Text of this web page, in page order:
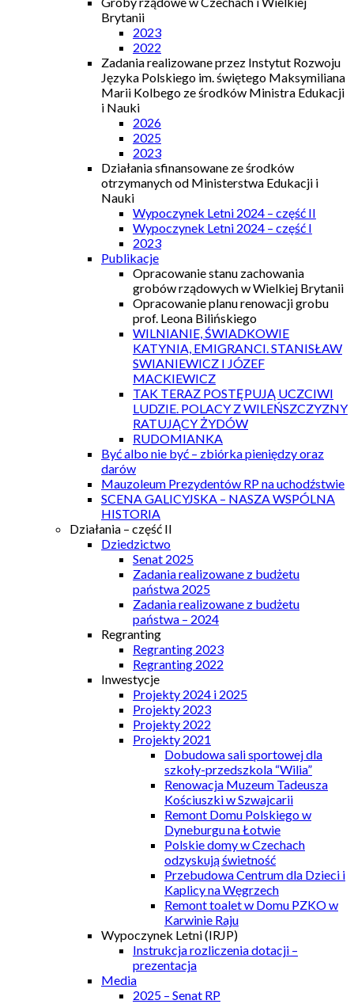
Brytanii
2023
2022
Zadania realizowane przez Instytut Rozwoju
Języka Polskiego im. świętego Maksymiliana
Marii Kolbego ze środków Ministra Edukacji
i Nauki
2026
2025
2023
Działania sfinansowane ze środków
otrzymanych od Ministerstwa Edukacji i
Nauki
Wypoczynek Letni 2024 – część II
Wypoczynek Letni 2024 – część I
2023
Publikacje
Opracowanie stanu zachowania
grobów rządowych w Wielkiej Brytanii
Opracowanie planu renowacji grobu
prof. Leona Bilińskiego
WILNIANIE, ŚWIADKOWIE
KATYNIA, EMIGRANCI. STANISŁAW
SWIANIEWICZ I JÓZEF
MACKIEWICZ
TAK TERAZ POSTĘPUJĄ UCZCIWI
LUDZIE. POLACY Z WILEŃSZCZYZNY
RATUJĄCY ŻYDÓW
RUDOMIANKA
Być albo nie być – zbiórka pieniędzy oraz
darów
Mauzoleum Prezydentów RP na uchodźstwie
SCENA GALICYJSKA – NASZA WSPÓLNA
HISTORIA
Działania – część II
Dziedzictwo
Senat 2025
Zadania realizowane z budżetu
państwa 2025
Zadania realizowane z budżetu
państwa – 2024
Regranting
Regranting 2023
Regranting 2022
Inwestycje
Projekty 2024 i 2025
Projekty 2023
Projekty 2022
Projekty 2021
Dobudowa sali sportowej dla
szkoły-przedszkola “Wilia”
Renowacja Muzeum Tadeusza
Kościuszki w Szwajcarii
Remont Domu Polskiego w
Dyneburgu na Łotwie
Polskie domy w Czechach
odzyskują świetność
Przebudowa Centrum dla Dzieci i
Kaplicy na Węgrzech
Remont toalet w Domu PZKO w
Karwinie Raju
Wypoczynek Letni (IRJP)
Instrukcja rozliczenia dotacji –
prezentacja
Media
2025 – Senat RP